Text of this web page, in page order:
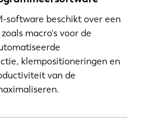
software beschikt over een
macro's voor de
klempositioneringen en
van de